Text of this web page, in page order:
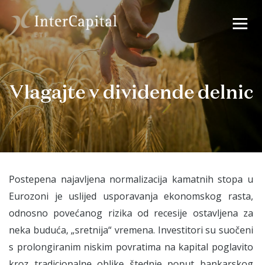
Vlagajte v dividende delnic
Postepena najavljena normalizacija kamatnih stopa u
Eurozoni je uslijed usporavanja ekonomskog rasta,
odnosno povećanog rizika od recesije ostavljena za
neka buduća, „sretnija“ vremena. Investitori su suočeni
s prolongiranim niskim povratima na kapital poglavito